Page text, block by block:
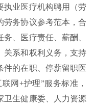
执业医疗机构聘用（劳
劳务协议参考范本，合
、医疗责任、薪酬、
关系和权利义务，支持
件的在职、停薪留职医
网+护理”服务标准，
卫生健康委、人力资源